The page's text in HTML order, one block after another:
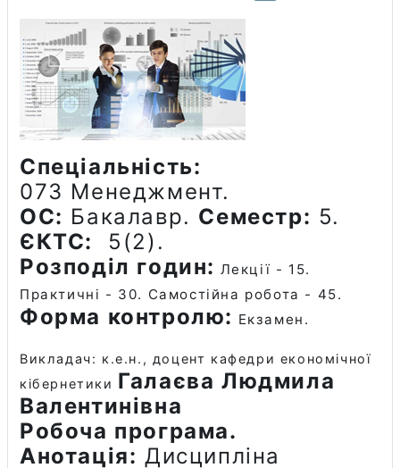
Спеціальність:
073 Менеджмент.
ОС: Бакалавр. Семестр: 5.
ЄКТС:
5(2).
Розподіл годин: Лекції - 15.
Практичні - 30. Самостійна робота - 45.
Форма контролю: Екзамен.
Викладач: к.е.н., доцент кафедри економічної
кібернетики Галаєва Людмила
Валентинівна
Робоча програма.
Анотація: Дисципліна